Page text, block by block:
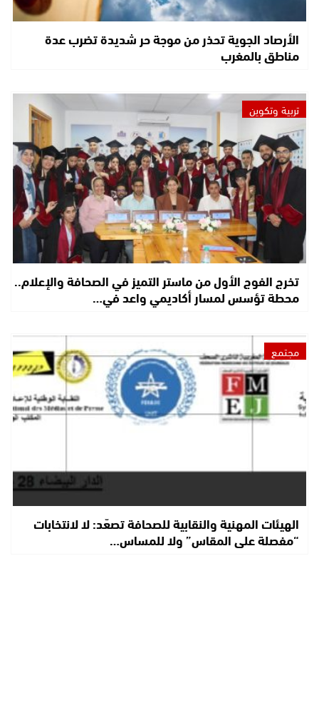
الأرصاد الجوية تحذر من موجة حر شديدة تضرب عدة
مناطق بالمغرب
تربية وتكوين
تخرج الفوج الأول من ماستر التميز في الصحافة والإعلام..
محطة تؤسس لمسار أكاديمي واعد في…
مجتمع
الهيئات المهنية والنقابية للصحافة تصعّد: لا لانتخابات
“مفصلة على المقاس” ولا للمساس…